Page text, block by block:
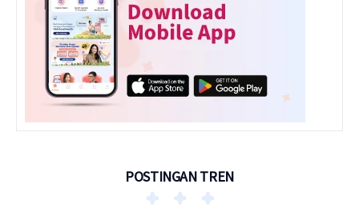
POSTINGAN TREN